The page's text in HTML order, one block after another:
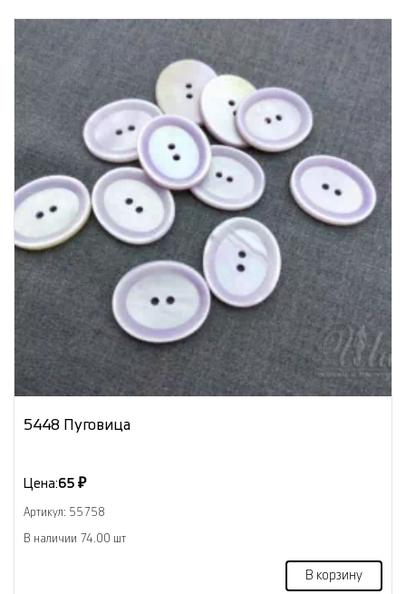
5448 Пуговица
Цена:65 ₽
Артикул: 55758
В наличии 74.00 шт
В корзину